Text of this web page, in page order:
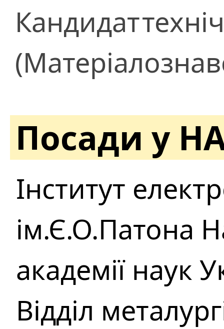
Кандидат
Посади у
Інститут
ім.Є.О.Патона
академії наук
Вiддiл